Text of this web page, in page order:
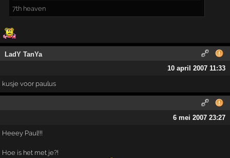
7th heaven
LadY TanYa
10 april 2007 11:33
kusje voor paulus
6 mei 2007 23:27
Heeey Paul!!!
Hoe is het met je?!